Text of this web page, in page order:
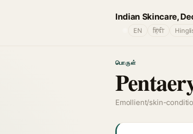
Indian Skincare,
EN हिंदी
பொருள்
Emollient/skin-